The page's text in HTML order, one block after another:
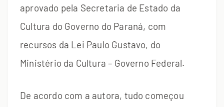
aprovado pela Secretaria de Estado da
Cultura do Governo do Paraná, com
recursos da Lei Paulo Gustavo, do
Ministério da Cultura – Governo Federal.
De acordo com a autora, tudo começou